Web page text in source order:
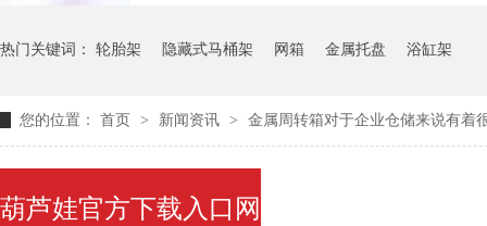
热门关键词： 轮胎架 隐藏式马桶架 网箱 金属托盘 浴缸架
您的位置： 首页 > 新闻资讯 > 金属周转箱对于企业仓储来说有着
葫芦娃官方下载入口网